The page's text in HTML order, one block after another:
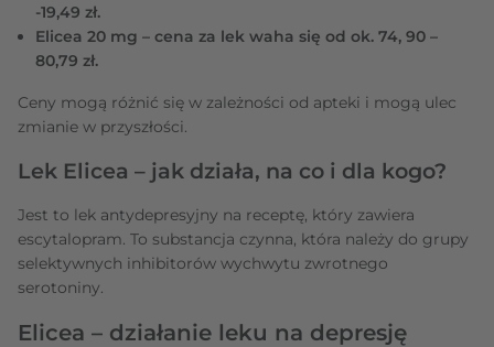
-19,49 zł.
Elicea 20 mg – cena za lek waha się od ok. 74, 90 –
80,79 zł.
Ceny mogą różnić się w zależności od apteki i mogą ulec
zmianie w przyszłości.
Lek Elicea – jak działa, na co i dla kogo?
Jest to lek antydepresyjny na receptę, który zawiera
escytalopram. To substancja czynna, która należy do grupy
selektywnych inhibitorów wychwytu zwrotnego
serotoniny.
Elicea – działanie leku na depresję